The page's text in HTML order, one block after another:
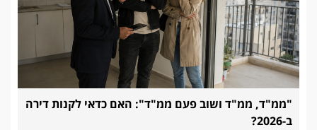
"ממ"ד, ממ"ד ושוב פעם ממ"ד": האם כדאי לקנות דירה
ב-2026?